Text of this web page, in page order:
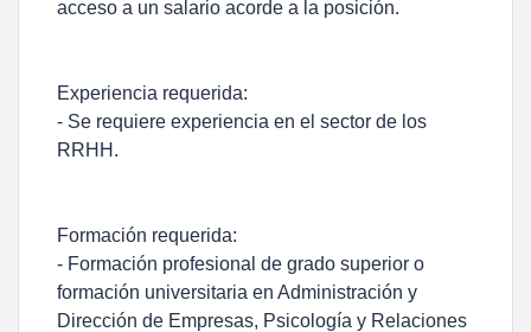
acceso a un salario acorde a la posición.
Experiencia requerida:
- Se requiere experiencia en el sector de los
RRHH.
Formación requerida:
- Formación profesional de grado superior o
formación universitaria en Administración y
Dirección de Empresas, Psicología y Relaciones